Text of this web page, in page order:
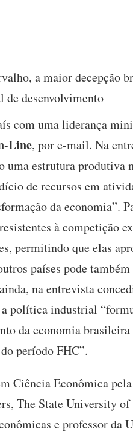
a maior decepção
de desenvolvimento
com uma liderança
Line, por e-mail. Na
estrutura produtiva
de recursos em
da economia”.
à competição
permitindo que elas
países pode
na entrevista
política industrial
da economia
período FHC”.
Ciência Econômica
The State University
e professor da